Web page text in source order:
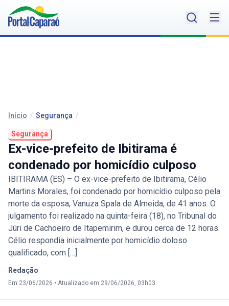
Início / Segurança /
Segurança
Ex-vice-prefeito de Ibitirama é
condenado por homicídio culposo
IBITIRAMA (ES) – O ex-vice-prefeito de Ibitirama, Célio
Martins Morales, foi condenado por homicídio culposo pela
morte da esposa, Vanuza Spala de Almeida, de 41 anos. O
julgamento foi realizado na quinta-feira (18), no Tribunal do
Júri de Cachoeiro de Itapemirim, e durou cerca de 12 horas.
Célio respondia inicialmente por homicídio doloso
qualificado, com […]
Redação
Em 23/06/2026 • Atualizado em 29/06/2026, 03h03